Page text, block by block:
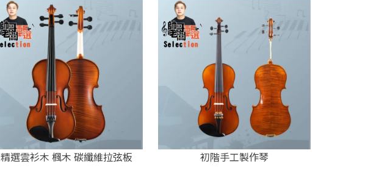
精選雲衫木 楓木 碳纖維拉弦板 初階手工製作琴